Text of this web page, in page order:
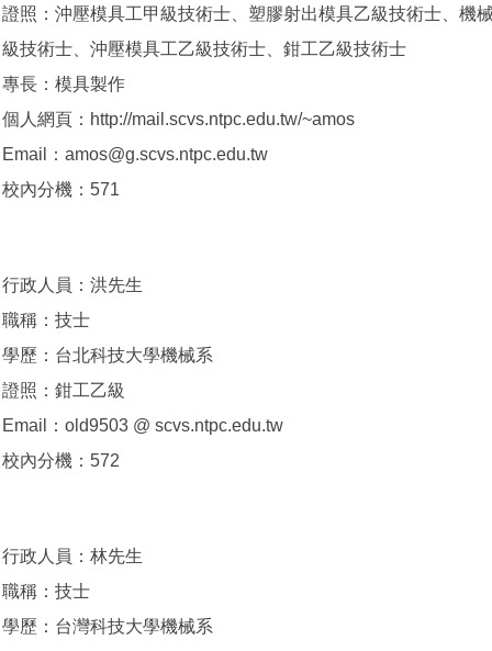
證照：沖壓模具工甲級技術士、塑膠射出模具乙級技術士、機
級技術士、沖壓模具工乙級技術士、鉗工乙級技術士
專長：模具製作
個人網頁：http://mail.scvs.ntpc.edu.tw/~amos
Email：amos@g.scvs.ntpc.edu.tw
校內分機：571
行政人員：洪先生
職稱：技士
學歷：台北科技大學機械系
證照：鉗工乙級
Email：old9503 @ scvs.ntpc.edu.tw
校內分機：572
行政人員：林先生
職稱：技士
學歷：台灣科技大學機械系